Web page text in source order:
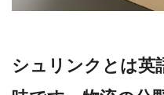
シュリンクとは英